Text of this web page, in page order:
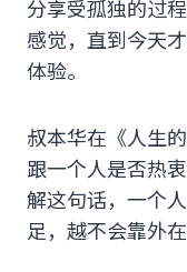
分享受孤独的过
感觉，直到今天
体验。
叔本华在《人生
跟一个人是否热
解这句话，一个
足，越不会靠外